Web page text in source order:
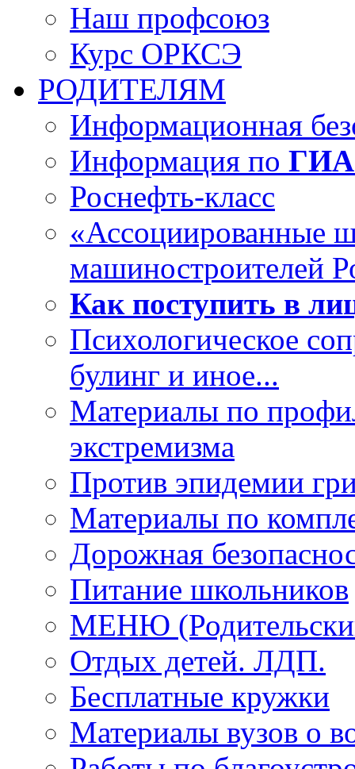
Наш профсоюз
Курс ОРКСЭ
РОДИТЕЛЯМ
Информационная
Информация по ГИА
Роснефть-класс
«Ассоциированные
машиностроителей
Как поступить в
Психологическое
булинг и иное...
Материалы по
экстремизма
Против эпидемии
Материалы по
Дорожная
Питание школьников
МЕНЮ
Отдых детей. ЛДП.
Бесплатные кружки
Материалы вузов о